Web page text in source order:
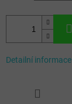
Detailní informace